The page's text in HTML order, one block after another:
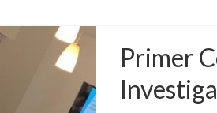
Primer